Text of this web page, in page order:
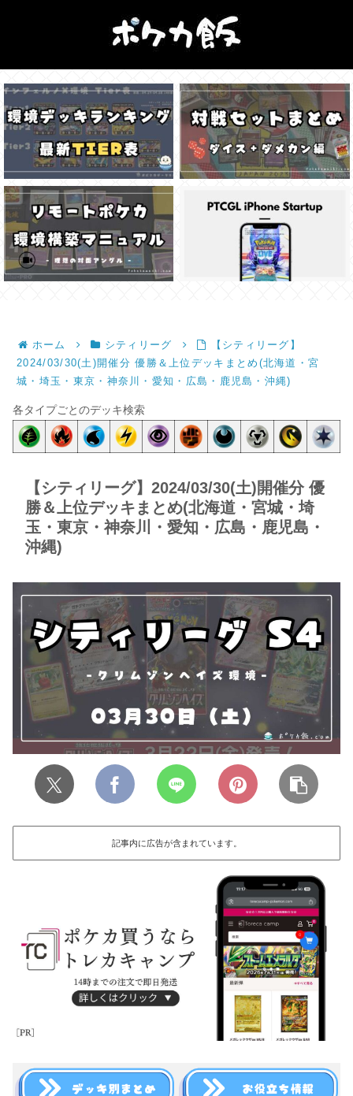
ホーム シティリーグ
【シティリーグ】
2024/03/30(土)開催分 優勝＆上位デッキまとめ(北海道・宮
城・埼玉・東京・神奈川・愛知・広島・鹿児島・沖縄)
各タイプごとのデッキ検索
【シティリーグ】2024/03/30(土)開催分 優
勝＆上位デッキまとめ(北海道・宮城・埼
玉・東京・神奈川・愛知・広島・鹿児島・
沖縄)
記事内に広告が含まれています。